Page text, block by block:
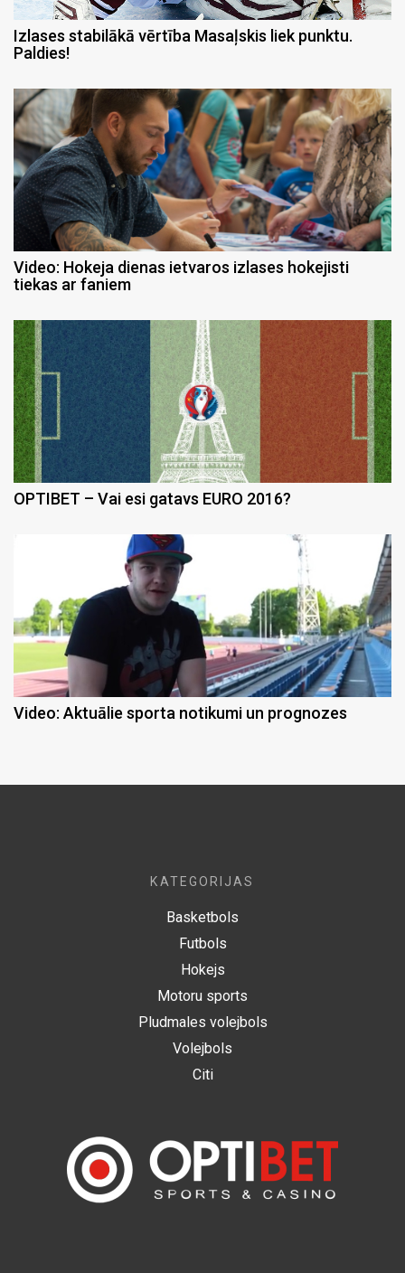
Izlases stabilākā vērtība Masaļskis liek punktu.
Paldies!
Video: Hokeja dienas ietvaros izlases hokejisti
tiekas ar faniem
OPTIBET – Vai esi gatavs EURO 2016?
Video: Aktuālie sporta notikumi un prognozes
KATEGORIJAS
Basketbols
Futbols
Hokejs
Motoru sports
Pludmales volejbols
Volejbols
Citi